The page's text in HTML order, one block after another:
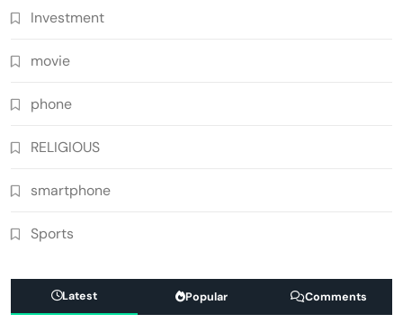
Investment
movie
phone
RELIGIOUS
smartphone
Sports
Latest Popular Comments